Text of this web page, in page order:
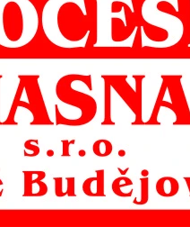
DOPORUČUJEME
BOK S KOSTÍ